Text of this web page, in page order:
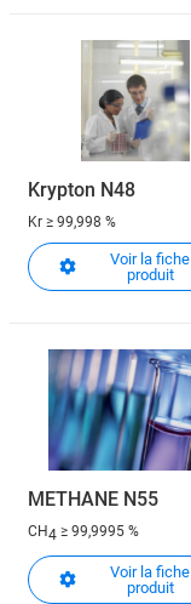
Krypton N48
Kr ≥ 99,998 %
Voir la fiche
produit
METHANE N55
CH4 ≥ 99,9995 %
Voir la fiche
produit